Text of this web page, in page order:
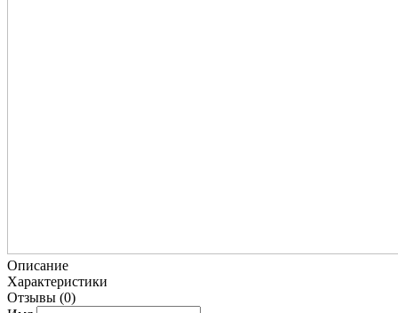
Описание
Характеристики
Отзывы (0)